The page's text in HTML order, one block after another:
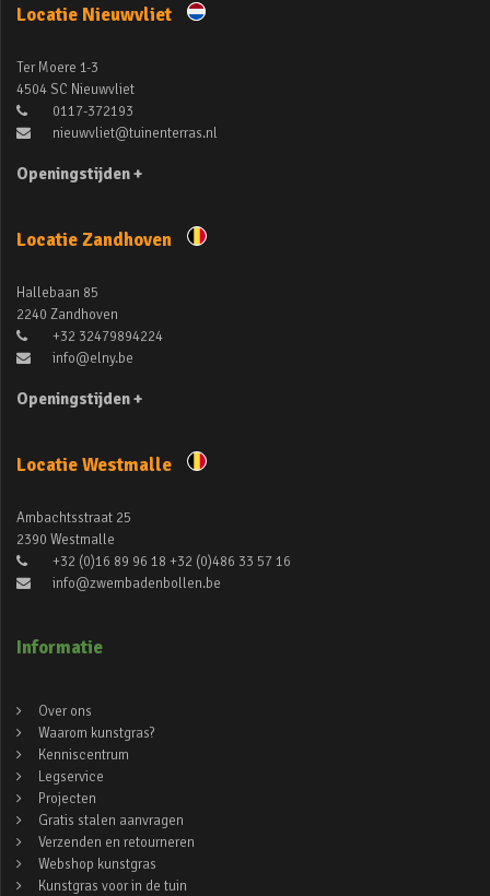
Locatie Nieuwvliet
Ter Moere 1-3
4504 SC Nieuwvliet
0117-372193
nieuwvliet@tuinenterras.nl
Openingstijden +
Locatie Zandhoven
Hallebaan 85
2240 Zandhoven
+32 32479894224
info@elny.be
Openingstijden +
Locatie Westmalle
Ambachtsstraat 25
2390 Westmalle
+32 (0)16 89 96 18 +32 (0)486 33 57 16
info@zwembadenbollen.be
Informatie
Over ons
Waarom kunstgras?
Kenniscentrum
Legservice
Projecten
Gratis stalen aanvragen
Verzenden en retourneren
Webshop kunstgras
Kunstgras voor in de tuin